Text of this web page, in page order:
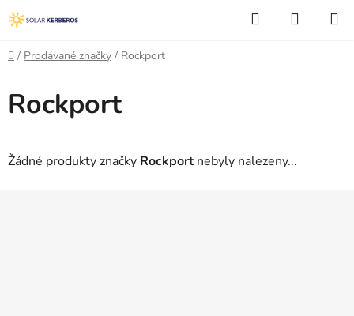
Přejít
na
obsah
Hledat
KOŠÍK
Domů
/ Prodávané značky / Rockport
Rockport
Žádné produkty značky Rockportnebyly nalezeny...